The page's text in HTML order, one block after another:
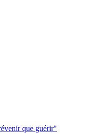
que guérir"